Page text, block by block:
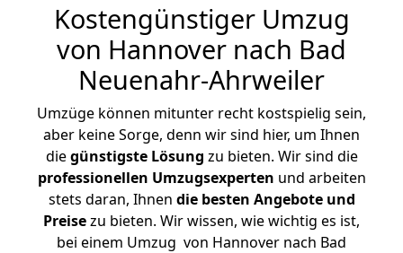
Kostengünstiger Umzug
von Hannover nach Bad
Neuenahr-Ahrweiler
Umzüge können mitunter recht kostspielig sein,
aber keine Sorge, denn wir sind hier, um Ihnen
diegünstigste Lösung zu bieten. Wir sind die
professionellen Umzugsexperten und arbeiten
stets daran, Ihnen die besten Angebote und
Preisezu bieten. Wir wissen, wie wichtig es ist,
bei einem Umzug von Hannover nach Bad